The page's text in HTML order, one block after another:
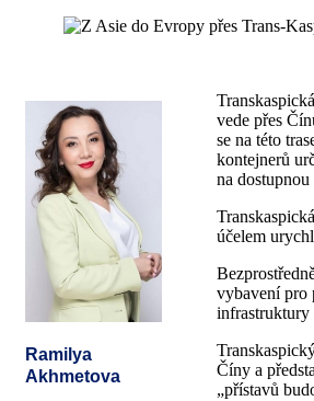
Ramilya
Akhmetova
vede přes
se na této
kontejnerů
na
účelem
vybavení pro
infrastruktury
Číny a
„přístavů